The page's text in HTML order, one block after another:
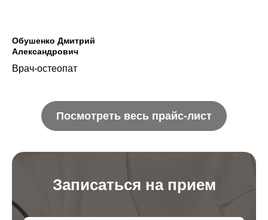
Обушенко Дмитрий
Александрович
Врач-остеопат
Посмотреть весь прайс-лист
Записаться на прием